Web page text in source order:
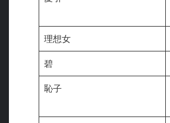
理想女
碧
恥子